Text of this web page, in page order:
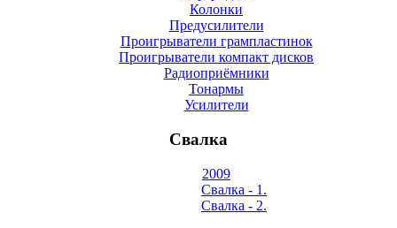
Колонки
Предусилители
Проигрыватели грампластинок
Проигрыватели компакт дисков
Радиоприёмники
Тонармы
Усилители
Свалка
2009
Свалка - 1.
Свалка - 2.